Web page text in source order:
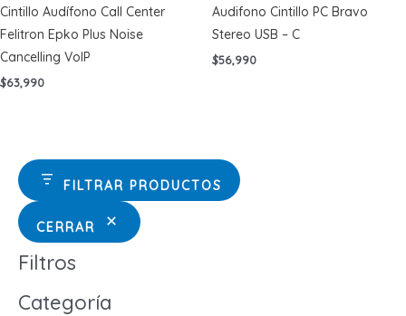
FILTRAR PRODUCTOS
CERRAR
Filtros
Categoría
Cintillo Audífono Call Center
Felitron Epko Plus Noise
Cancelling VoIP
$63,990
Audifono Cintillo PC Bravo
Stereo USB – C
$56,990